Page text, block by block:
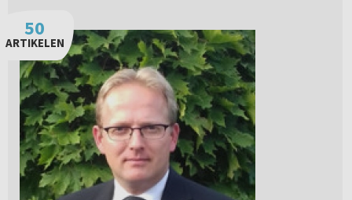
50
ARTIKELEN